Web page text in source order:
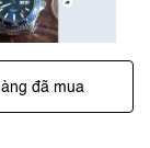
đã mua